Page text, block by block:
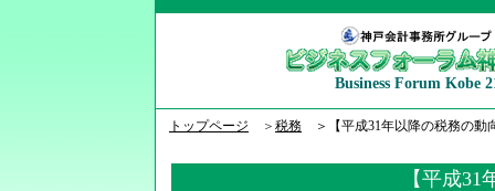
Business Forum Kobe
トップページ ＞ 税務 ＞【平成31年以降の税務の動
【平成